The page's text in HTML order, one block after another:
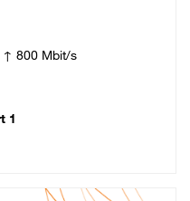
↑ 800 Mbit/s
1